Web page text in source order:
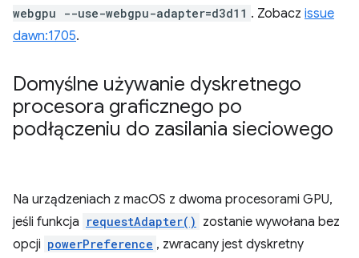
webgpu --use-webgpu-adapter=d3d11 . Zobacz issue
dawn:1705.
Domyślne używanie dyskretnego
procesora graficznego po
podłączeniu do zasilania sieciowego
Na urządzeniach z macOS z dwoma procesorami GPU,
jeśli funkcja requestAdapter() zostanie wywołana bez
opcji powerPreference , zwracany jest dyskretny